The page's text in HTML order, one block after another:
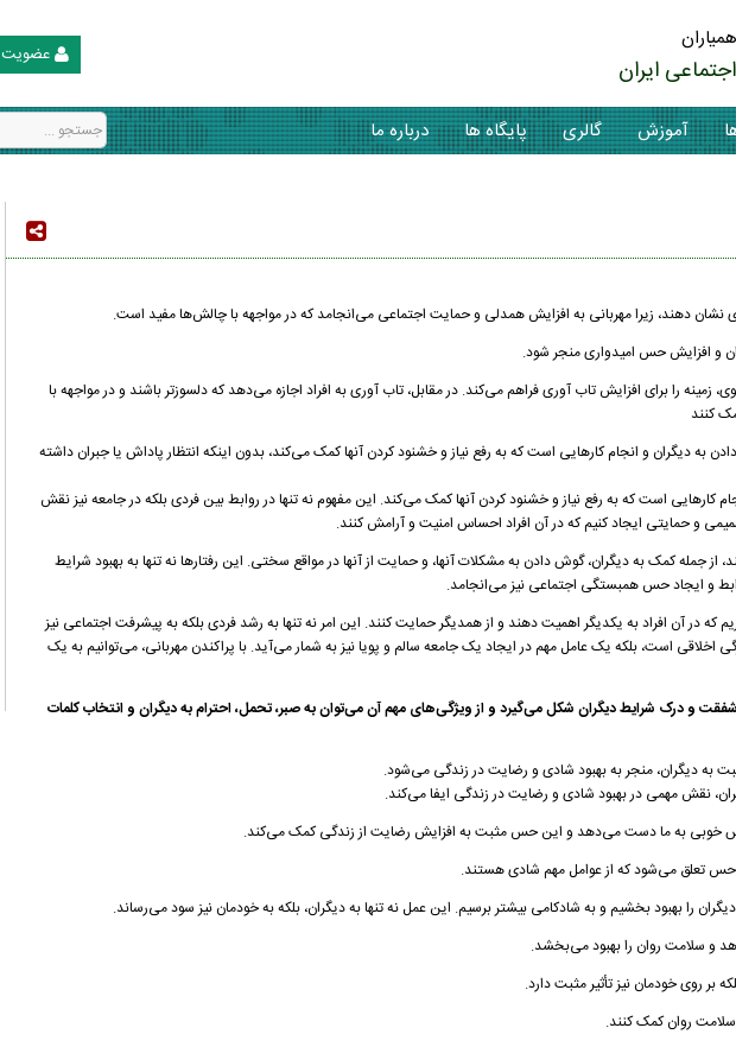
ایران عضویت
آموزش گالری پایگاه ها
درباره ما
نشان دهند، زیرا مهربانی به افزایش همدلی و حمایت اجتماعی می‌انجامد که در مواجهه با چالش‌ها مفید است.
و افزایش حس امیدواری منجر شود.
زمینه را برای افزایش تاب آوری فراهم می‌کند. در مقابل، تاب آوری به افراد اجازه می‌دهد که دلسوزتر باشند و در مواجهه با
کنند
به دیگران و انجام کارهایی است که به رفع نیاز و خشنود کردن آنها کمک می‌کند، بدون اینکه انتظار پاداش یا جبران داشته
کارهایی است که به رفع نیاز و خشنود کردن آنها کمک می‌کند. این مفهوم نه تنها در روابط بین فردی بلکه در جامعه نیز نقش
و حمایتی ایجاد کنیم که در آن افراد احساس امنیت و آرامش کنند.
جمله کمک به دیگران، گوش دادن به مشکلات آنها، و حمایت از آنها در مواقع سختی. این رفتارها نه تنها به بهبود شرایط
و ایجاد حس همبستگی اجتماعی نیز می‌انجامد.
که در آن افراد به یکدیگر اهمیت دهند و از همدیگر حمایت کنند. این امر نه تنها به رشد فردی بلکه به پیشرفت اجتماعی نیز
اخلاقی است، بلکه یک عامل مهم در ایجاد یک جامعه سالم و پویا نیز به شمار می‌آید. با پراکندن مهربانی، می‌توانیم به یک
و درک شرایط دیگران شکل می‌گیرد و از ویژگی‌های مهم آن می‌توان به صبر، تحمل، احترام به دیگران و انتخاب کلمات
به دیگران، منجر به بهبود شادی و رضایت در زندگی می‌شود.
نقش مهمی در بهبود شادی و رضایت در زندگی ایفا می‌کند.
خوبی به ما دست می‌دهد و این حس مثبت به افزایش رضایت از زندگی کمک می‌کند.
حس تعلق می‌شود که از عوامل مهم شادی هستند.
را بهبود بخشیم و به شادکامی بیشتر برسیم. این عمل نه تنها به دیگران، بلکه به خودمان نیز سود می‌رساند.
و سلامت روان را بهبود می‌بخشد.
بر روی خودمان نیز تأثیر مثبت دارد.
روان کمک کنند.